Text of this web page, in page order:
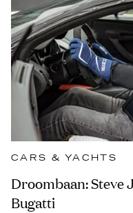
CARS & YACHTS
Droombaan: Steve
Bugatti